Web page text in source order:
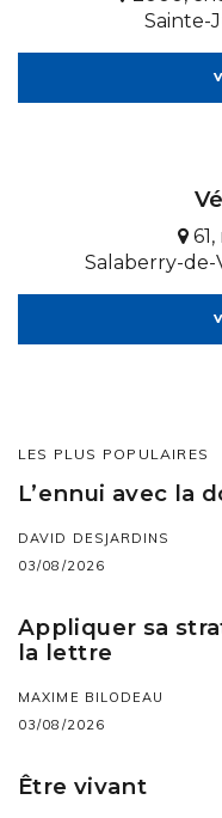
Sainte-
61,
Salaberry-de-
LES PLUS POPULAIRES
L’ennui avec la
DAVID DESJARDINS
03/08/2026
Appliquer sa
la lettre
MAXIME BILODEAU
03/08/2026
Être vivant